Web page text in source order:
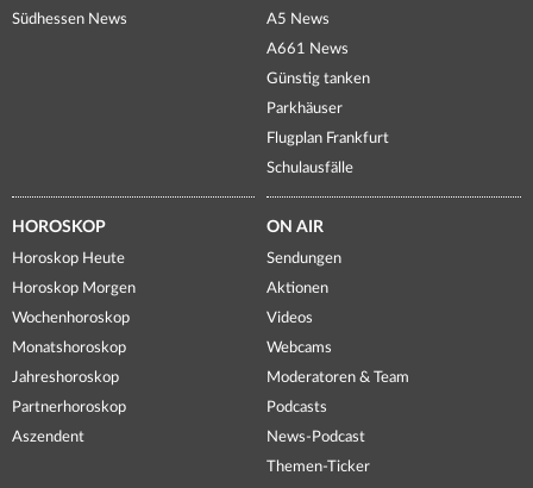
Südhessen News
A5 News
A661 News
Günstig tanken
Parkhäuser
Flugplan Frankfurt
Schulausfälle
HOROSKOP
Horoskop Heute
Horoskop Morgen
Wochenhoroskop
Monatshoroskop
Jahreshoroskop
Partnerhoroskop
Aszendent
ON AIR
Sendungen
Aktionen
Videos
Webcams
Moderatoren & Team
Podcasts
News-Podcast
Themen-Ticker